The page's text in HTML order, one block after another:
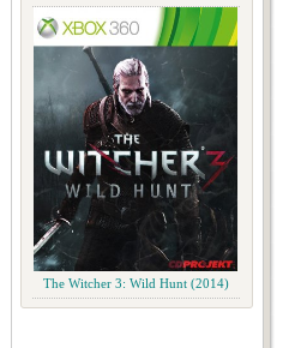
The Witcher 3: Wild Hunt (2014)